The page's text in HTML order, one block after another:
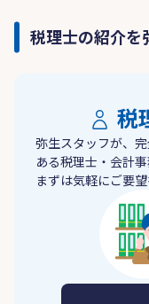
税理士の紹介を
税
弥生スタッフが、
ある税理士・会計
まずは気軽にご要